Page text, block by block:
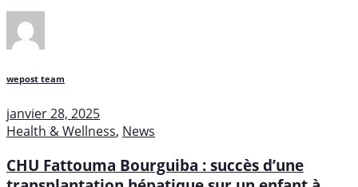
wepost team
janvier 28, 2025
Health & Wellness, News
CHU Fattouma Bourguiba : succès d’une